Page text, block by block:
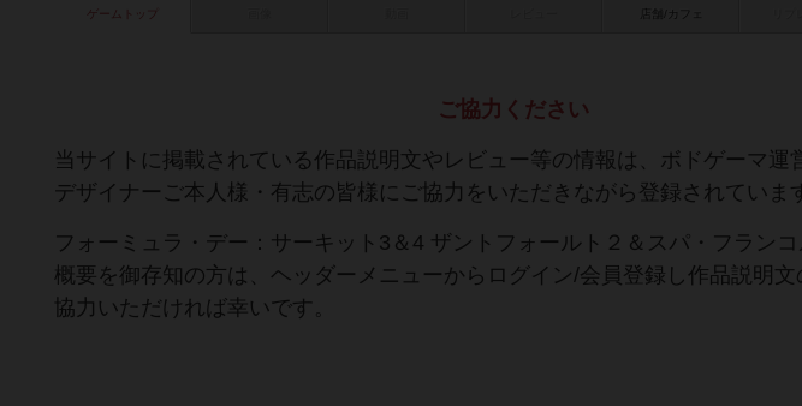
ゲーム 店舗/ カフェ
ご協力ください
当サイトに掲載されている作品説明文やレビュー等の情報は、ボドゲーマ運
デザイナーご本人様・有志の皆様にご協力をいただきながら登録されていま
フォーミュラ・デー：サーキット3＆4 ザントフォールト２＆スパ・フラン
概要を御存知の方は、ヘッダーメニューからログイン/会員登録し作品説明
協力いただければ幸いです。